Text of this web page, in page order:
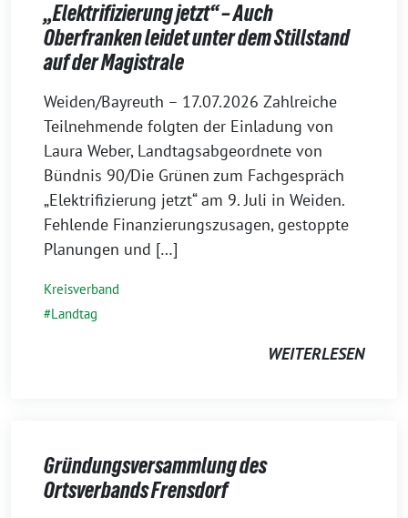
„Elektrifizierung jetzt“ – Auch
Oberfranken leidet unter dem Stillstand
auf der Magistrale
23.
Juli
2026
Weiden/Bayreuth – 17.07.2026 Zahlreiche
Teilnehmende folgten der Einladung von
Laura Weber, Landtagsabgeordnete von
Bündnis 90/Die Grünen zum Fachgespräch
„Elektrifizierung jetzt“ am 9. Juli in Weiden.
Fehlende Finanzierungszusagen, gestoppte
Planungen und […]
Kreisverband
Landtag
WEITERLESEN
Gründungsversammlung des
Ortsverbands Frensdorf